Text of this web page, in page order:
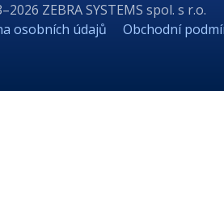
ZEBRA SYSTEMS spol. s r.o.
osobních údajů
Obchodní